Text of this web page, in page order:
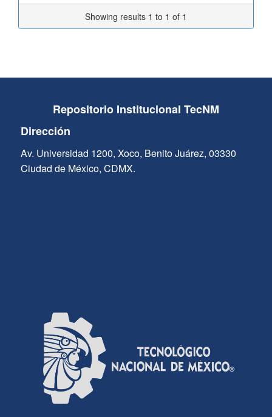
Showing results 1 to 1 of 1
Repositorio Institucional TecNM
Dirección
Av. Universidad 1200, Xoco, Benito Juárez, 03330
Ciudad de México, CDMX.